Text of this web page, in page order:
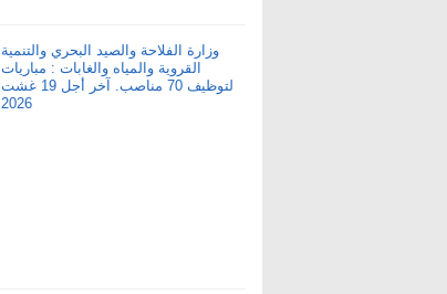
وزارة الفلاحة والصيد البحري والتنمية
القروية والمياه والغابات : مباريات
لتوظيف 70 مناصب. آخر أجل 19 غشت
2026